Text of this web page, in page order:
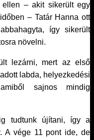
ellen – akit sikerült egy
– Tatár Hanna ott
így sikerült
növelni.
lezárni, mert az első
labda, helyezkedési
sajnos mindig
tudtunk újítani, így a
A vége 11 pont ide, de